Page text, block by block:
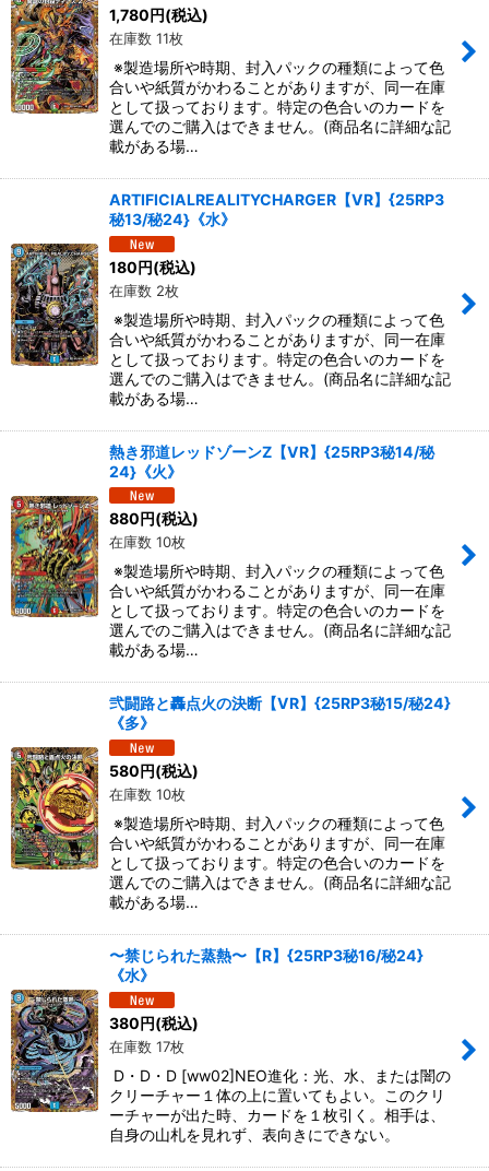
1,780円(税込)
在庫数 11枚
※製造場所や時期、封入パックの種類によって色
合いや紙質がかわることがありますが、同一在庫
として扱っております。特定の色合いのカードを
選んでのご購入はできません。(商品名に詳細な記
載がある場…
ARTIFICIALREALITYCHARGER【VR】{25RP3
秘13/秘24}《水》
180円(税込)
在庫数 2枚
※製造場所や時期、封入パックの種類によって色
合いや紙質がかわることがありますが、同一在庫
として扱っております。特定の色合いのカードを
選んでのご購入はできません。(商品名に詳細な記
載がある場…
熱き邪道レッドゾーンZ【VR】{25RP3秘14/秘
24}《火》
880円(税込)
在庫数 10枚
※製造場所や時期、封入パックの種類によって色
合いや紙質がかわることがありますが、同一在庫
として扱っております。特定の色合いのカードを
選んでのご購入はできません。(商品名に詳細な記
載がある場…
弐闘路と轟点火の決断【VR】{25RP3秘15/秘24}
《多》
580円(税込)
在庫数 10枚
※製造場所や時期、封入パックの種類によって色
合いや紙質がかわることがありますが、同一在庫
として扱っております。特定の色合いのカードを
選んでのご購入はできません。(商品名に詳細な記
載がある場…
〜禁じられた蒸熱〜【R】{25RP3秘16/秘24}
《水》
380円(税込)
在庫数 17枚
D・D・D [ww02]NEO進化：光、水、または闇の
クリーチャー１体の上に置いてもよい。このクリ
ーチャーが出た時、カードを１枚引く。相手は、
自身の山札を見れず、表向きにできない。